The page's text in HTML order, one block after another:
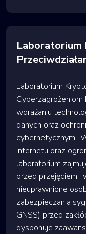
Laboratorium
Cyberzagrożeniom
wdrażaniu
danych oraz
cybernetycznymi.
internetu oraz
laboratorium
przed przejęciem i
nieuprawnione
zabezpieczania
GNSS) przed
dysponuje